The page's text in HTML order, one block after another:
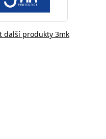
další produkty 3mk